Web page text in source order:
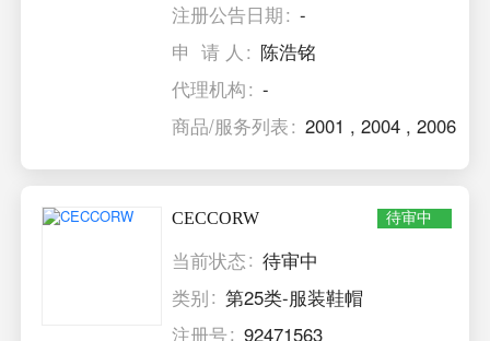
注册公告日期
-
申 请 人
陈浩铭
代理机构
-
商品/服务列表
2001 ,2004 ,2006
CECCORW 待审中
当前状态
待审中
类别
第25类-服装鞋帽
注册号
92471563